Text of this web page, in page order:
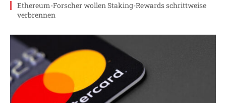
Ethereum-Forscher wollen Staking-Rewards schrittweise
verbrennen